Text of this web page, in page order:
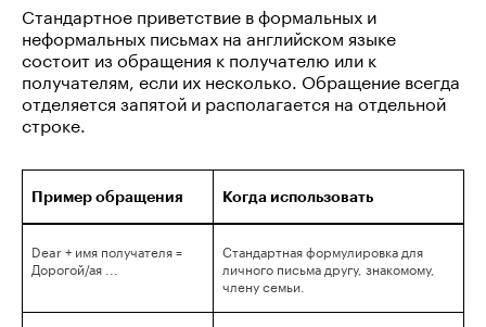
Стандартное приветствие в формальных и
неформальных письмах на английском языке
состоит из обращения к получателю или к
получателям, если их несколько. Обращение всегда
отделяется запятой и располагается на отдельной
строке.
Пример обращения Когда использовать
Dear + имя получателя =
Дорогой/ая ...
Стандартная формулировка для
личного письма другу, знакомому,
члену семьи.